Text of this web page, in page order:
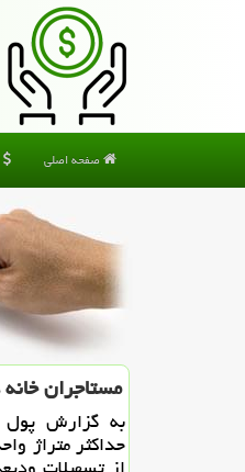
صفحه اصلی
مستاجران خانه های كمتر از ۹۰
به گزارش پول
حداكثر متراژ